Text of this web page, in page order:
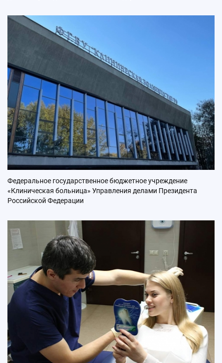
Федеральное государственное бюджетное учреждение
«Клиническая больница» Управления делами Президента
Российской Федерации